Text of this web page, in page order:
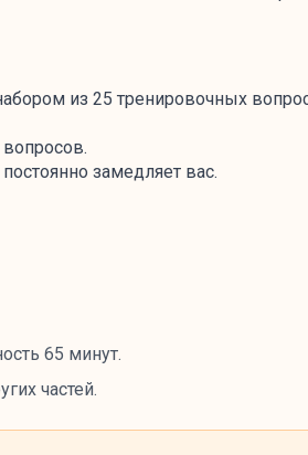
из 25 тренировочных
замедляет вас.
65 минут.
частей.